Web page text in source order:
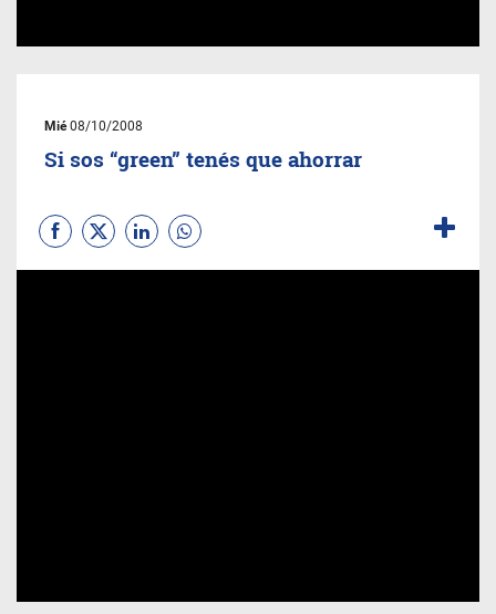
Mié08/10/2008
Si sos “green” tenés que ahorrar